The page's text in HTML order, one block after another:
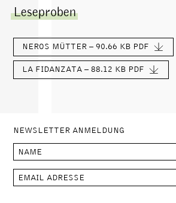
Leseproben
NEROS MÜTTER – 90.66 KB PDF
LA FIDANZATA – 88.12 KB PDF
NEWSLETTER ANMELDUNG